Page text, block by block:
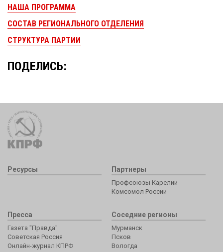
НАША ПРОГРАММА
СОСТАВ РЕГИОНАЛЬНОГО ОТДЕЛЕНИЯ
СТРУКТУРА ПАРТИИ
ПОДЕЛИСЬ:
Ресурсы Партнеры
Профсоюзы Карелии
Комсомол России
Пресса
Газета "Правда"
Советская Россия
Онлайн-журнал КПРФ
Соседние регионы
Мурманск
Псков
Вологда